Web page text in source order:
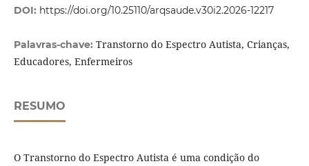
DOI: https://doi.org/10.25110/arqsaude.v30i2.2026-12217
Palavras-chave: Transtorno do Espectro Autista, Crianças,
Educadores, Enfermeiros
RESUMO
O Transtorno do Espectro Autista é uma condição do